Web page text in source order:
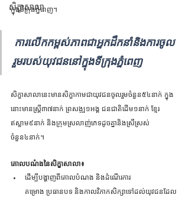
សិក្ខាសាលា
ក្នុងទីក្រុងភ្នំពេញ។
ការលើកកម្ពស់ភាពជាអ្នកដឹកនាំនិងការចូល
រួមរបស់យុវជននៅក្នុងទីក្រុងភ្នំពេញ
សិក្ខាសាលានេះមានសិក្ខាកាមជាយុវជនចូលរួមចំនួន៥៤នាក់ ក្នុង
នោះមានស្រ្តី៣៧នាក់ ព្រសង្ឍ១អង្គ ជនជាតិដើម១នាក់ ខ្មែរ
ឥស្លាម៩នាក់ និងក្រុមស្រលាញ់ភេទដូចគ្នានិងស្រីស្រស់
ចំនួន៤នាក់។​
គោលបណំងនៃសិក្ខាសាលា៖
ដើម្បីបង្ហាញពីគោលបំណង និងដំណើរការ
គម្រោង ប្រធានបទ និងកាលវិភាកសិក្សាទៅដល់យុវជនដែល